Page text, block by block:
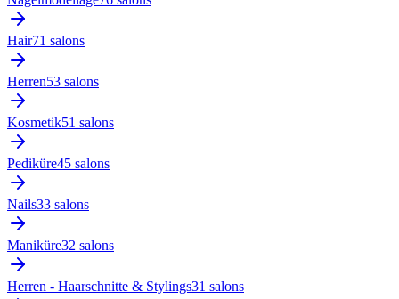
Hair71 salons
Herren53 salons
Kosmetik51 salons
Pediküre45 salons
Nails33 salons
Maniküre32 salons
Herren - Haarschnitte & Stylings31 salons